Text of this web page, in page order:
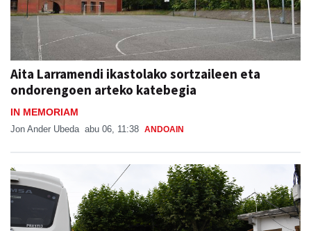
Aita Larramendi ikastolako sortzaileen eta
ondorengoen arteko katebegia
IN MEMORIAM
Jon Ander Ubeda abu 06, 11:38 ANDOAIN